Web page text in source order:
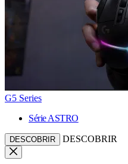
G5 Series
Série ASTRO
DESCOBRIR DESCOBRIR